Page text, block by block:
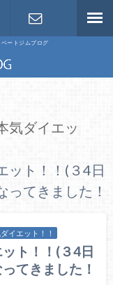
ートジムブログ
気ダイエッ
ット！！(３4日
ってきました！
イエット！！
ト！！(３4日
てきました！